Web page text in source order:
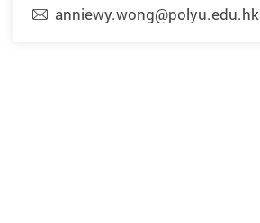
anniewy.wong@polyu.edu.hk